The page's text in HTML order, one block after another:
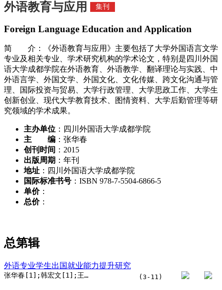
外语教育与应用 集刊
Foreign Language Education and Application
简 介：《外语教育与应用》主要包括了大学外国语言文学
专业及相关专业、学术研究机构的学术论文，特别是四川外国
语大学成都学院在外语教育、外语教学、翻译理论与实践、中
外语言学、外国文学、外国文化、文化传媒、跨文化沟通与管
理、国际投资与贸易、大学行政管理、大学思政工作、大学生
创新创业、现代大学教育技术、图情资料、大学后勤管理等研
究领域的学术成果。
主办单位 ：四川外国语大学成都学院
主 编 ：张华春
创刊时间 ：2015
出版周期 ：年刊
地址 ：四川外国语大学成都学院
国际标准书号 ：ISBN 978-7-5504-6866-5
单价：
总价：
总第辑
外语专业学生出国就业能力提升研究
张华春[1];韩宏文[1];王若斐[1] (3-11)